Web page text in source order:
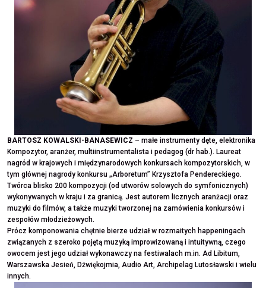
BARTOSZ KOWALSKI-BANASEWICZ – małe instrumenty dęte, elektronika
Kompozytor, aranżer, multiinstrumentalista i pedagog (dr hab.). Laureat
nagród w krajowych i międzynarodowych konkursach kompozytorskich, w
tym głównej nagrody konkursu „Arboretum” Krzysztofa Pendereckiego.
Twórca blisko 200 kompozycji (od utworów solowych do symfonicznych)
wykonywanych w kraju i za granicą. Jest autorem licznych aranżacji oraz
muzyki do filmów, a także muzyki tworzonej na zamówienia konkursów i
zespołów młodzieżowych.
Prócz komponowania chętnie bierze udział w rozmaitych happeningach
związanych z szeroko pojętą muzyką improwizowaną i intuitywną, czego
owocem jest jego udział wykonawczy na festiwalach m.in. Ad Libitum,
Warszawska Jesień, Dźwiękojmia, Audio Art, Archipelag Lutosławski i wielu
innych.